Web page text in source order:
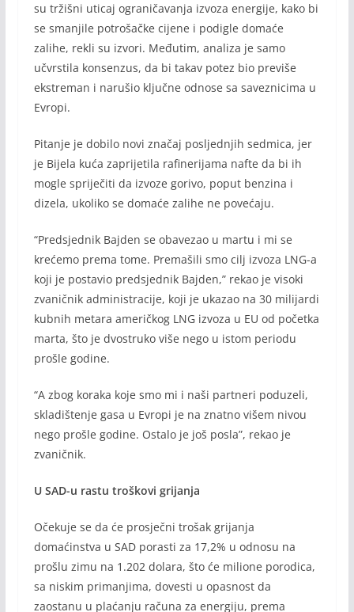
su tržišni uticaj ograničavanja izvoza energije, kako bi
se smanjile potrošačke cijene i podigle domaće
zalihe, rekli su izvori. Međutim, analiza je samo
učvrstila konsenzus, da bi takav potez bio previše
ekstreman i narušio ključne odnose sa saveznicima u
Evropi.
Pitanje je dobilo novi značaj posljednjih sedmica, jer
je Bijela kuća zaprijetila rafinerijama nafte da bi ih
mogle spriječiti da izvoze gorivo, poput benzina i
dizela, ukoliko se domaće zalihe ne povećaju.
“Predsjednik Bajden se obavezao u martu i mi se
krećemo prema tome. Premašili smo cilj izvoza LNG-a
koji je postavio predsjednik Bajden,” rekao je visoki
zvaničnik administracije, koji je ukazao na 30 milijardi
kubnih metara američkog LNG izvoza u EU od početka
marta, što je dvostruko više nego u istom periodu
prošle godine.
“A zbog koraka koje smo mi i naši partneri poduzeli,
skladištenje gasa u Evropi je na znatno višem nivou
nego prošle godine. Ostalo je još posla”, rekao je
zvaničnik.
U SAD-u rastu troškovi grijanja
Očekuje se da će prosječni trošak grijanja
domaćinstva u SAD porasti za 17,2% u odnosu na
prošlu zimu na 1.202 dolara, što će milione porodica,
sa niskim primanjima, dovesti u opasnost da
zaostanu u plaćanju računa za energiju, prema